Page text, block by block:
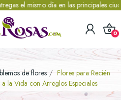
el mismo día en las principales
0
de flores
Flores para Recién
la Vida con Arreglos Especiales